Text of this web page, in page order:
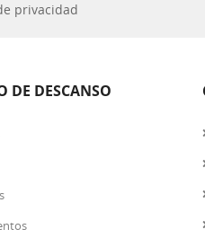
privacidad
DE DESCANSO